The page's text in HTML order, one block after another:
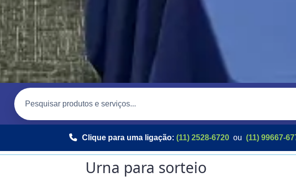
Clique para uma ligação: (11) 2528-6720 ou (11) 99667-
Urna para sorteio